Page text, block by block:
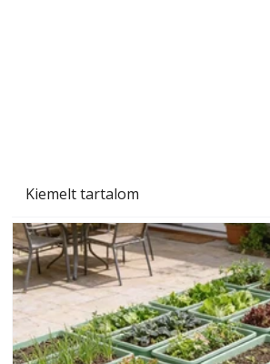
Kiemelt tartalom